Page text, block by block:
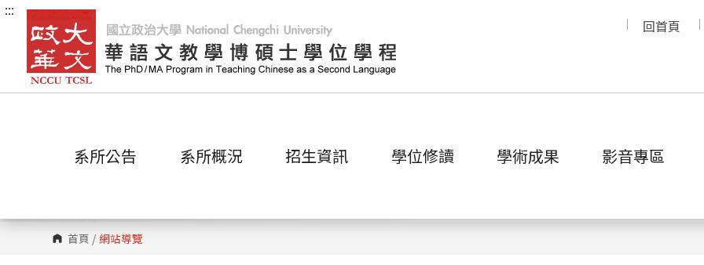
跳
內
:::
回首頁
系所公告 系所概況 招生資訊 學位修讀 學術成果 影音專區
首頁 / 網站導覽